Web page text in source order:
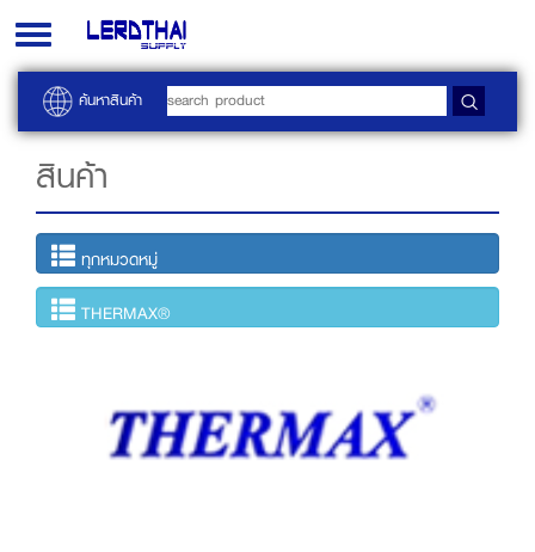
Toggle
navigation
ค้นหาสินค้า
สินค้า
ทุกหมวดหมู่
THERMAX®